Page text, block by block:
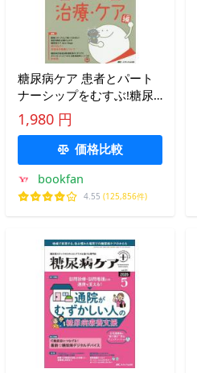
糖尿病ケア 患者とパート
ナーシップをむすぶ!糖尿
病スタッフ応援専門誌
Vol.17No.5(2020-5)
1,980 円
価格比較
bookfan
4.55 (125,856件)